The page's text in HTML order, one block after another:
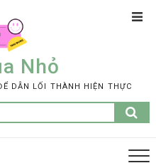
Nhỏ
DẪN LỐI THÀNH HIỆN THỰC
Tìm
kiếm: